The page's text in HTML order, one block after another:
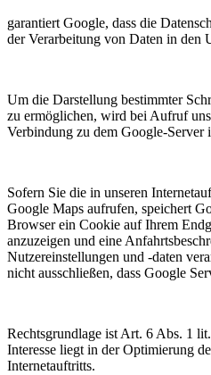
garantiert Google, dass die
der Verarbeitung von Daten in den
Um die Darstellung bestimmter
zu ermöglichen, wird bei Aufruf
Verbindung zu dem Google-Server
Sofern Sie die in unseren
Google Maps aufrufen, speichert
Browser ein Cookie auf Ihrem
anzuzeigen und eine
Nutzereinstellungen und -daten
nicht ausschließen, dass Google
Rechtsgrundlage ist Art. 6 Abs. 1
Interesse liegt in der Optimierung
Internetauftritts.